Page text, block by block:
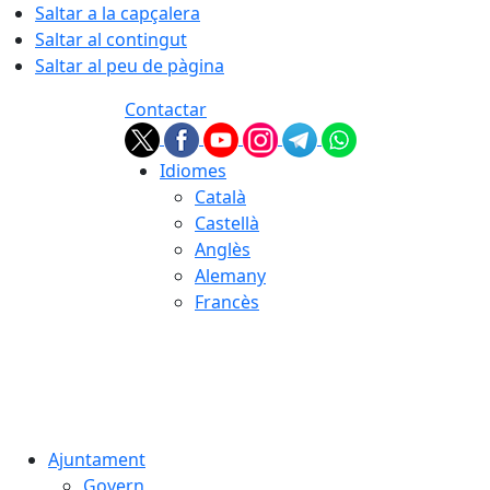
Saltar a la capçalera
Saltar al contingut
Saltar al peu de pàgina
Contactar
Idiomes
Català
Castellà
Anglès
Alemany
Francès
Ajuntament